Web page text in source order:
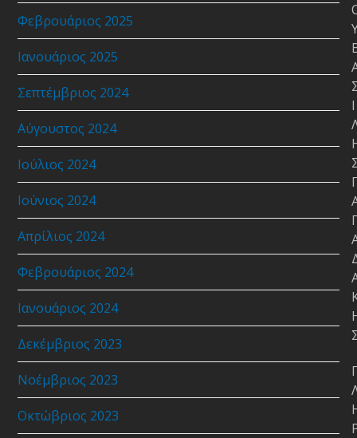
Φεβρουάριος 2025
Ιανουάριος 2025
Σεπτέμβριος 2024
Αύγουστος 2024
Ιούλιος 2024
Ιούνιος 2024
Απρίλιος 2024
Φεβρουάριος 2024
Ιανουάριος 2024
Δεκέμβριος 2023
Νοέμβριος 2023
Οκτώβριος 2023
Ι